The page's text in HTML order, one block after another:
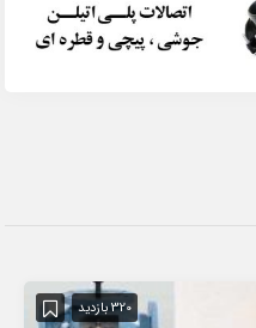
320 بازدید